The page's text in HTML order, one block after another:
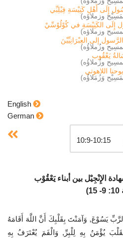
إِلَى أَهْلِ كَنِيْسَةِ فِيْلِبِّي
وزملاؤه)
إِلَى الكَنِيْسَةِ في كُوْلُوْسِّيْ
وزملاؤه)
إلى العِبْرَانِيِّيْنَ
وزُملاؤُه)
يَعْقُوب
وزُملاؤُه)
اللاهوتي
وَزُمَلاؤُه)
English
German
الإِنْجِيْل بين أبناء يَعْقُوْب
يَسُوْعَ, وَآمَنْتَ بِقَلْبِكَ أَنَّ اللَّهَ أَقَامَهُ
يُؤْمَنُ بِهِ لِلْبِرِّ, وَالْفَمَ يُعْتَرَفُ بِهِ